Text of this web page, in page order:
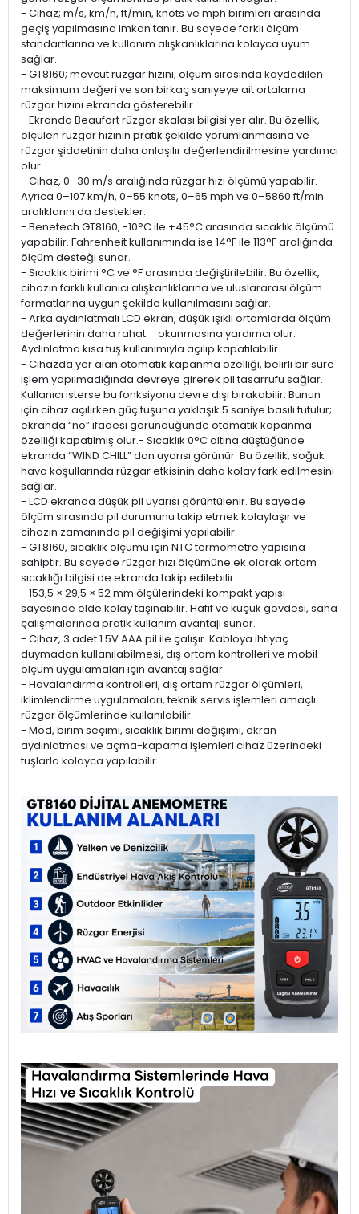
- Cihaz; m/s, km/h, ft/min, knots ve mph birimleri arasında
geçiş yapılmasına imkan tanır. Bu sayede farklı ölçüm
standartlarına ve kullanım alışkanlıklarına kolayca uyum
sağlar.
- GT8160; mevcut rüzgar hızını, ölçüm sırasında kaydedilen
maksimum değeri ve son birkaç saniyeye ait ortalama
rüzgar hızını ekranda gösterebilir.
- Ekranda Beaufort rüzgar skalası bilgisi yer alır. Bu özellik,
ölçülen rüzgar hızının pratik şekilde yorumlanmasına ve
rüzgar şiddetinin daha anlaşılır değerlendirilmesine yardımcı
olur.
- Cihaz, 0–30 m/s aralığında rüzgar hızı ölçümü yapabilir.
Ayrıca 0–107 km/h, 0–55 knots, 0–65 mph ve 0–5860 ft/min
aralıklarını da destekler.
- Benetech GT8160, -10°C ile +45°C arasında sıcaklık ölçümü
yapabilir. Fahrenheit kullanımında ise 14°F ile 113°F aralığında
ölçüm desteği sunar.
- Sıcaklık birimi °C ve °F arasında değiştirilebilir. Bu özellik,
cihazın farklı kullanıcı alışkanlıklarına ve uluslararası ölçüm
formatlarına uygun şekilde kullanılmasını sağlar.
- Arka aydınlatmalı LCD ekran, düşük ışıklı ortamlarda ölçüm
değerlerinin daha rahat okunmasına yardımcı olur.
Aydınlatma kısa tuş kullanımıyla açılıp kapatılabilir.
- Cihazda yer alan otomatik kapanma özelliği, belirli bir süre
işlem yapılmadığında devreye girerek pil tasarrufu sağlar.
Kullanıcı isterse bu fonksiyonu devre dışı bırakabilir. Bunun
için cihaz açılırken güç tuşuna yaklaşık 5 saniye basılı tutulur;
ekranda “no” ifadesi göründüğünde otomatik kapanma
özelliği kapatılmış olur.- Sıcaklık 0°C altına düştüğünde
ekranda “WIND CHILL” don uyarısı görünür. Bu özellik, soğuk
hava koşullarında rüzgar etkisinin daha kolay fark edilmesini
sağlar.
- LCD ekranda düşük pil uyarısı görüntülenir. Bu sayede
ölçüm sırasında pil durumunu takip etmek kolaylaşır ve
cihazın zamanında pil değişimi yapılabilir.
- GT8160, sıcaklık ölçümü için NTC termometre yapısına
sahiptir. Bu sayede rüzgar hızı ölçümüne ek olarak ortam
sıcaklığı bilgisi de ekranda takip edilebilir.
- 153,5 × 29,5 × 52 mm ölçülerindeki kompakt yapısı
sayesinde elde kolay taşınabilir. Hafif ve küçük gövdesi, saha
çalışmalarında pratik kullanım avantajı sunar.
- Cihaz, 3 adet 1.5V AAA pil ile çalışır. Kabloya ihtiyaç
duymadan kullanılabilmesi, dış ortam kontrolleri ve mobil
ölçüm uygulamaları için avantaj sağlar.
- Havalandırma kontrolleri, dış ortam rüzgar ölçümleri,
iklimlendirme uygulamaları, teknik servis işlemleri amaçlı
rüzgar ölçümlerinde kullanılabilir.
- Mod, birim seçimi, sıcaklık birimi değişimi, ekran
aydınlatması ve açma-kapama işlemleri cihaz üzerindeki
tuşlarla kolayca yapılabilir.